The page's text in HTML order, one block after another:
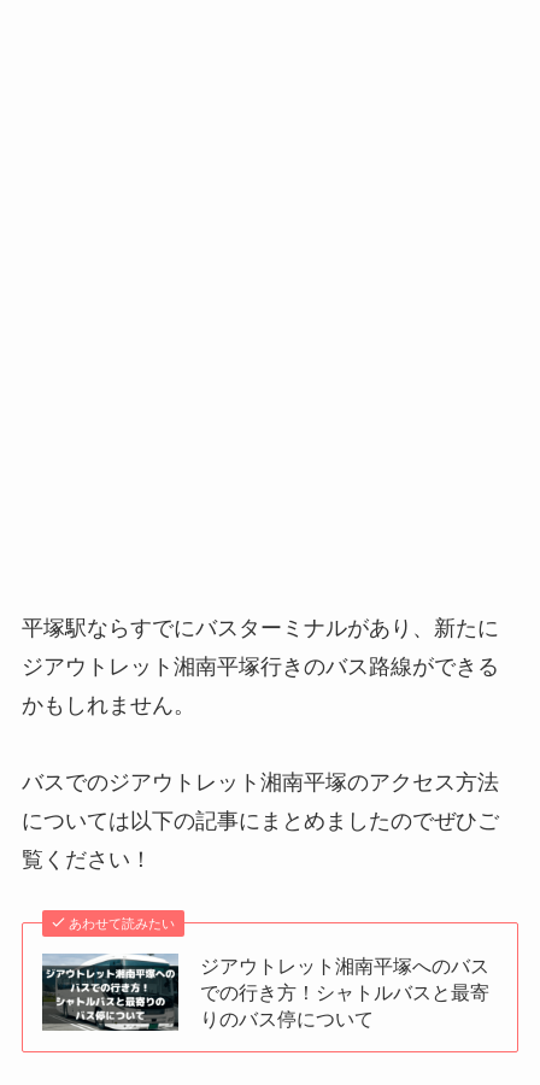
平塚駅ならすでにバスターミナルがあり、新たに
ジアウトレット湘南平塚行きのバス路線ができる
かもしれません。
バスでのジアウトレット湘南平塚のアクセス方法
については以下の記事にまとめましたのでぜひご
覧ください！
あわせて読みたい
ジアウトレット湘南平塚へのバス
での行き方！シャトルバスと最寄
りのバス停について